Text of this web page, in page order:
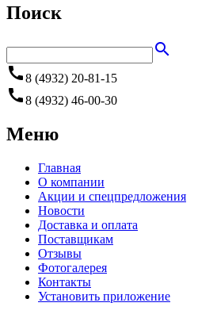
Поиск
search
call8 (4932) 20-81-15
call8 (4932) 46-00-30
Меню
Главная
О компании
Акции и спецпредложения
Новости
Доставка и оплата
Поставщикам
Отзывы
Фотогалерея
Контакты
Установить приложение